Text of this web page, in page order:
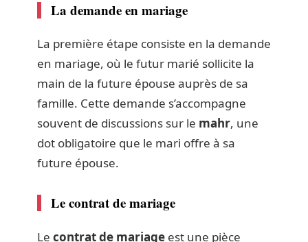
La demande en mariage
La première étape consiste en la demande
en mariage, où le futur marié sollicite la
main de la future épouse auprès de sa
famille. Cette demande s’accompagne
souvent de discussions sur le mahr, une
dot obligatoire que le mari offre à sa
future épouse.
Le contrat de mariage
Le contrat de mariage est une pièce